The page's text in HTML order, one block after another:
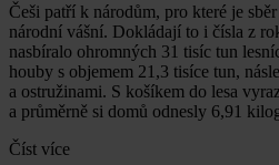
Češi patří k národům, pro které je
národní vášní. Dokládají to i čísla z
nasbíralo ohromných 31 tisíc tun
houby s objemem 21,3 tisíce tun,
a ostružinami. S košíkem do lesa
a průměrně si domů odnesly 6,91
Číst více